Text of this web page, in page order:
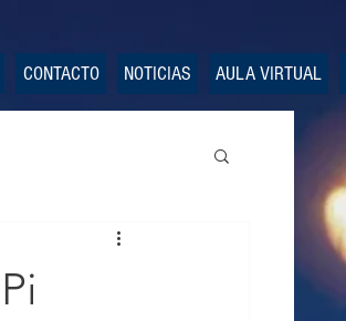
CONTACTO NOTICIAS AULA VIRTUAL